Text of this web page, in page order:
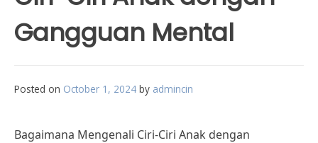
Gangguan Mental
Posted on October 1, 2024 by admincin
Bagaimana Mengenali Ciri-Ciri Anak dengan